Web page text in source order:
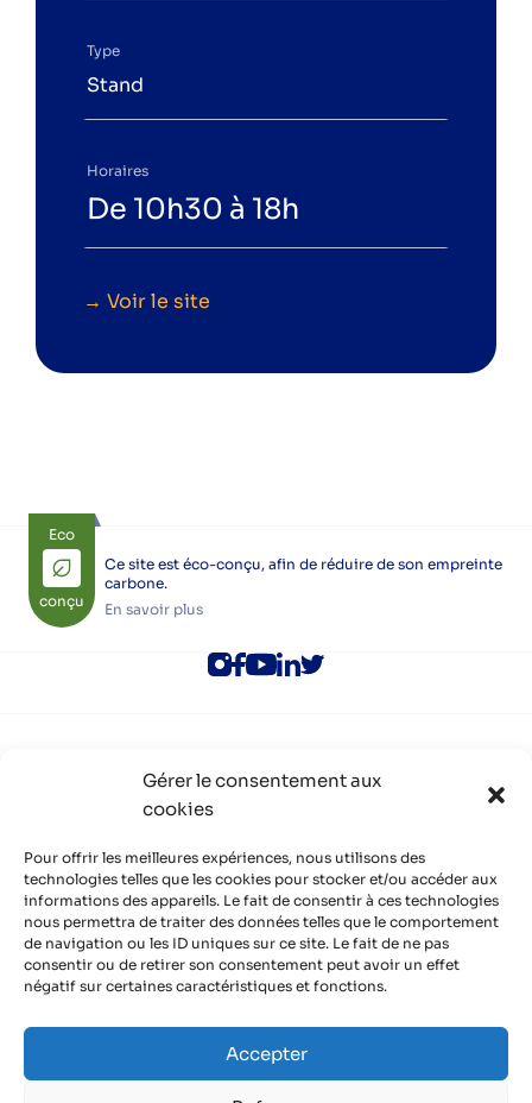
Gérer le consentement aux
cookies
Pour offrir les meilleures expériences, nous utilisons des
technologies telles que les cookies pour stocker et/ou accéder aux
informations des appareils. Le fait de consentir à ces technologies
nous permettra de traiter des données telles que le comportement
de navigation ou les ID uniques sur ce site. Le fait de ne pas
consentir ou de retirer son consentement peut avoir un effet
négatif sur certaines caractéristiques et fonctions.
Accepter
râter !
Type
Stand
Horaires
De 10h30 à 18h
→ Voir le site
Eco
conçu
Ce site est éco-conçu, afin de réduire de son empreinte
carbone.
En savoir plus
Rejoindre l’ALEC Lyon
Adhérer à l’ALEC Lyon
Politique de cookies (UE)
Partenaires
Découvrir nos partenaires, réseaux, soutiens
Infos pratiques
Mentions légales
Politique de confidentialité
Contact